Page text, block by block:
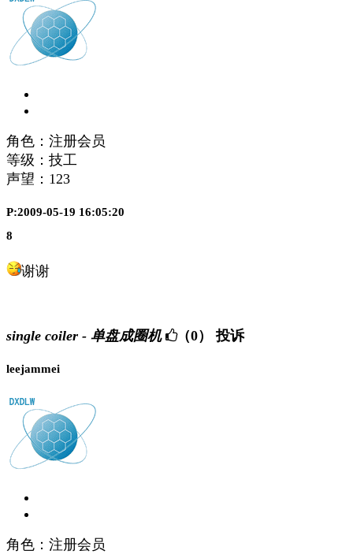
角色：注册会员
等级：技工
声望： 123
P:2009-05-19 16:05:20
8
谢谢
single coiler - 单盘成圈机 （0） 投诉
leejammei
角色：注册会员